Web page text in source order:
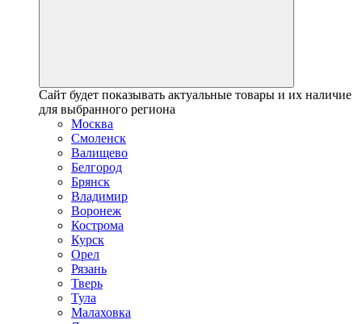
Сайт будет показывать актуальные товары и их наличие
для выбранного региона
Москва
Смоленск
Валищево
Белгород
Брянск
Владимир
Воронеж
Кострома
Курск
Орел
Рязань
Тверь
Тула
Малаховка